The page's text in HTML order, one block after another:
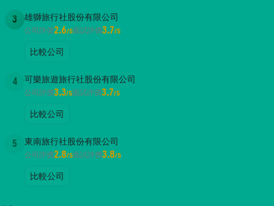
3 雄獅旅行社股份有限公司
公司評價2.6/5面試評價3.7/5
比較公司
4 可樂旅遊旅行社股份有限公司
公司評價3.3/5面試評價3.7/5
比較公司
5 東南旅行社股份有限公司
公司評價2.8/5面試評價3.8/5
比較公司